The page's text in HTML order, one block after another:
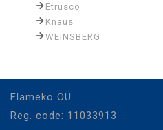
Etrusco
Knaus
WEINSBERG
Flameko OÜ
Reg. code: 11033913